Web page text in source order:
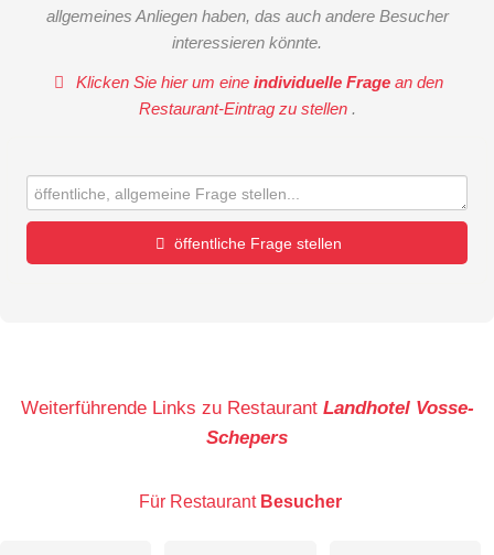
allgemeines Anliegen haben, das auch andere Besucher
interessieren könnte.
Klicken Sie hier um eineindividuelle Frage an den
Restaurant-Eintrag zu stellen .
öffentliche Frage stellen
Weiterführende Links zu Restaurant Landhotel Vosse-
Schepers
Für Restaurant Besucher